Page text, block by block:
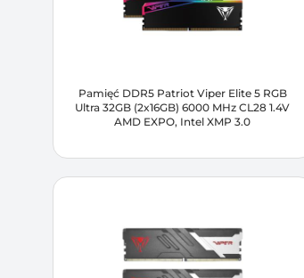
Pamięć DDR5 Patriot Viper Elite 5 RGB
Ultra 32GB (2x16GB) 6000 MHz CL28 1.4V
AMD EXPO, Intel XMP 3.0